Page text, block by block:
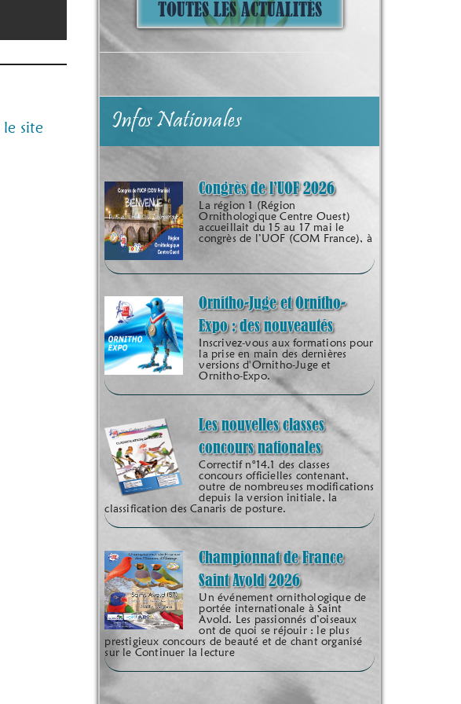
le site
TOUTES LES ACTUALITÉS
Infos Nationales
Congrès de l’UOF 2026
La région 1 (Région
Ornithologique Centre Ouest)
accueillait du 15 au 17 mai le
congrès de l’UOF (COM France), à
Ornitho-Juge et Ornitho-
Expo : des nouveautés
Inscrivez-vous aux formations pour
la prise en main des dernières
versions d'Ornitho-Juge et
Ornitho-Expo.
Les nouvelles classes
concours nationales
Correctif n°14.1 des classes
concours officielles contenant,
outre de nombreuses modifications
depuis la version initiale, la
classification des Canaris de posture.
Championnat de France
Saint Avold 2026
Un événement ornithologique de
portée internationale à Saint
Avold. Les passionnés d’oiseaux
ont de quoi se réjouir : le plus
prestigieux concours de beauté et de chant organisé
sur le Continuer la lecture